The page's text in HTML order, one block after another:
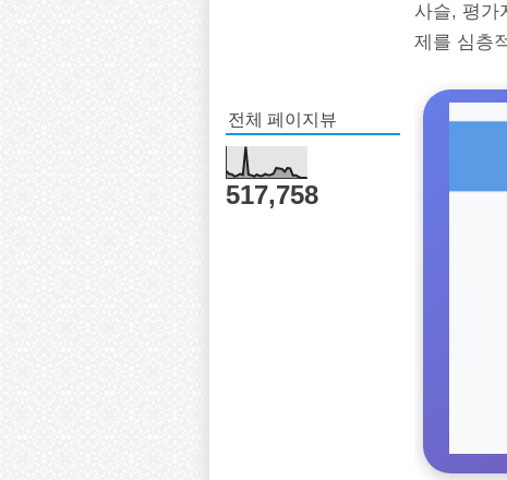
전체 페이지뷰
517,758
사슬, 평가
제를 심층